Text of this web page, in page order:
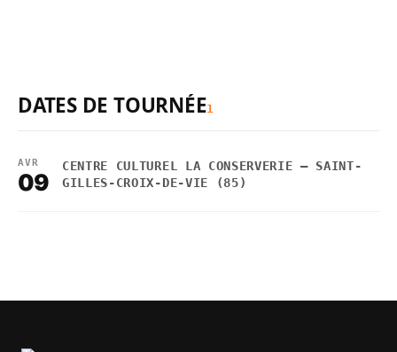
DATES DE TOURNÉE1
AVR
09
CENTRE CULTUREL LA CONSERVERIE — SAINT-
GILLES-CROIX-DE-VIE (85)